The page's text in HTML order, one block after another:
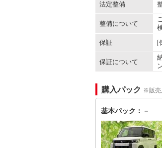
法定整備
整備について
保証
[
保証について
購入パック ※販売
基本パック：－